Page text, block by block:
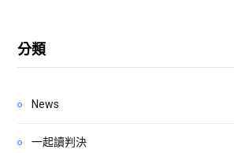
分類
News
一起讀判決